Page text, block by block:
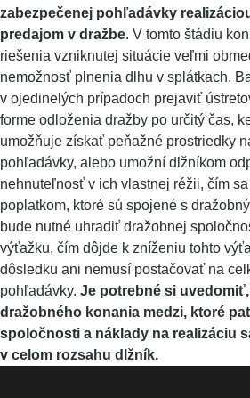
zabezpečenej pohľadávky
predajom v dražbe. V tomto štádiu
riešenia vzniknutej situácie veľmi
nemožnosť plnenia dlhu v splátkach.
v ojedinelých prípadoch prejaviť
forme odloženia dražby po určitý čas,
umožňuje získať peňažné prostriedky
pohľadávky, alebo umožní dlžníkom
nehnuteľnosť v ich vlastnej réžii, čím
poplatkom, ktoré sú spojené s
bude nutné uhradiť dražobnej
výťažku, čím dôjde k zníženiu tohto
dôsledku ani nemusí postačovať na
pohľadávky. Je potrebné si
dražobného konania medzi, ktoré
spoločnosti a náklady na realizáciu
v celom rozsahu dlžník.